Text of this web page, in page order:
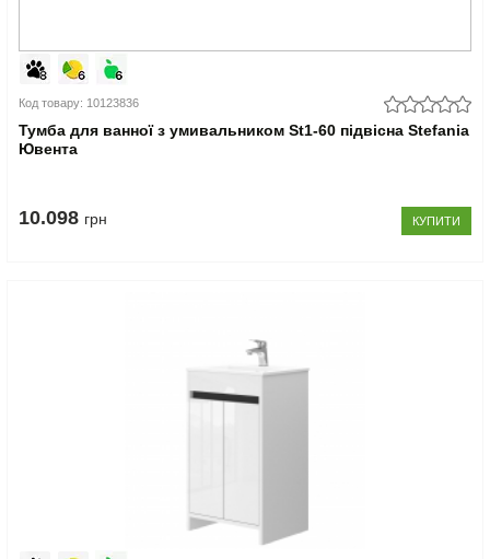
Код товару: 10123836
Тумба для ванної з умивальником St1-60 підвісна Stefania
Ювента
10.098 грн КУПИТИ